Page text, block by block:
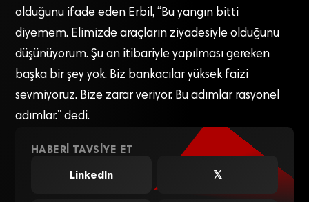
olduğunu ifade eden Erbil, “Bu yangın bitti
diyemem. Elimizde araçların ziyadesiyle olduğunu
düşünüyorum. Şu an itibariyle yapılması gereken
başka bir şey yok. Biz bankacılar yüksek faizi
sevmiyoruz. Bize zarar veriyor. Bu adımlar rasyonel
adımlar.” dedi.
HABERI TAVSIYE ET
LinkedIn
𝕏